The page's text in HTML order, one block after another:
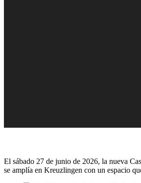
El sábado 27 de junio de 2026, la nueva
se amplía en Kreuzlingen con un espacio